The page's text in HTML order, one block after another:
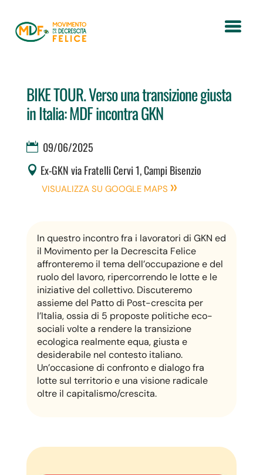
BIKE TOUR. Verso una transizione giusta
in Italia: MDF incontra GKN
09/06/2025
Ex-GKN via Fratelli Cervi 1, Campi Bisenzio
VISUALIZZA SU GOOGLE MAPS
In questro incontro fra i lavoratori di GKN ed
il Movimento per la Decrescita Felice
affronteremo il tema dell’occupazione e del
ruolo del lavoro, ripercorrendo le lotte e le
iniziative del collettivo. Discuteremo
assieme del Patto di Post-crescita per
l’Italia,ossia di 5 proposte politiche eco-
sociali volte a rendere la transizione
ecologica realmente equa, giusta e
desiderabile nel contesto italiano.
Un’occasione di confronto e dialogo fra
lotte sul territorio e una visione radicale
oltre il capitalismo/crescita.